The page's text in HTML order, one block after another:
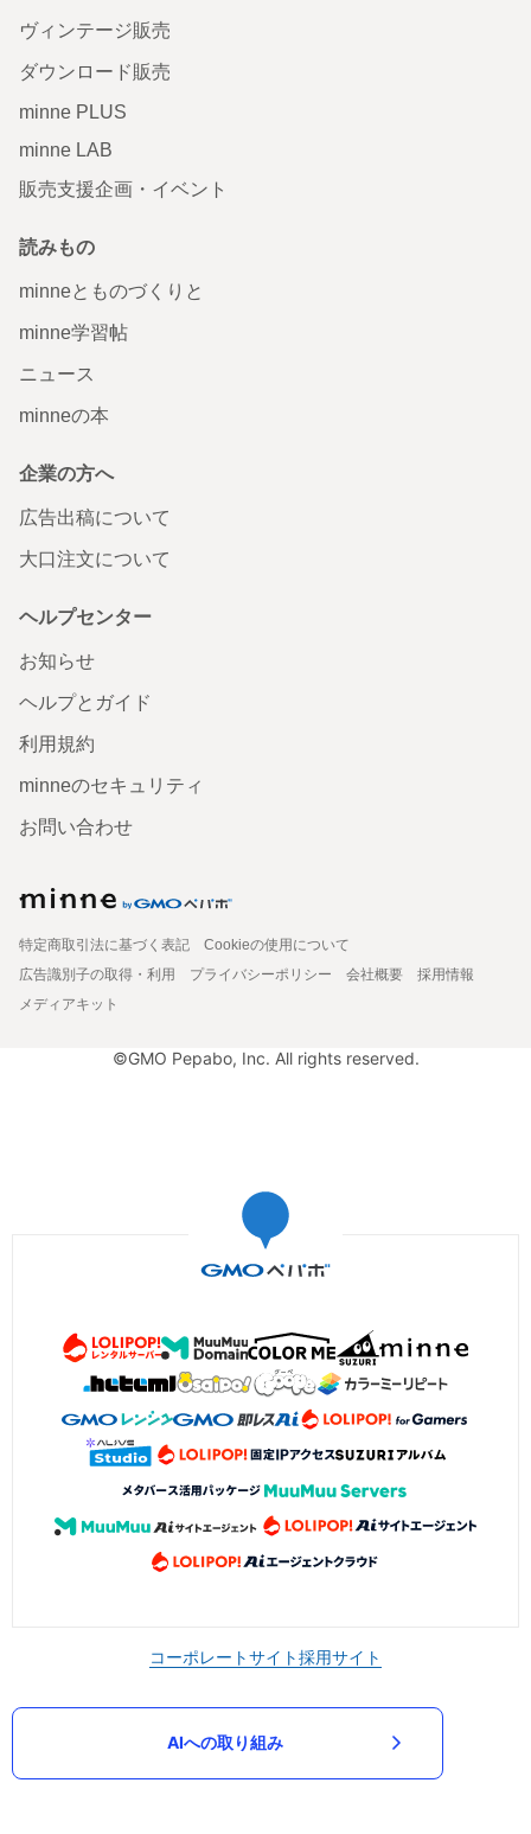
ヴィンテージ販売
ダウンロード販売
minne PLUS
minne LAB
販売支援企画・イベント
読みもの
minneとものづくりと
minne学習帖
ニュース
minneの本
企業の方へ
広告出稿について
大口注文について
ヘルプセンター
お知らせ
ヘルプとガイド
利用規約
minneのセキュリティ
お問い合わせ
特定商取引法に基づく表記
Cookieの使用について
広告識別子の取得・利用
プライバシーポリシー 会社概要
採用情報
メディアキット
©GMO Pepabo, Inc. All rights reserved.
コーポレートサイト採用サイト
AIへの取り組み